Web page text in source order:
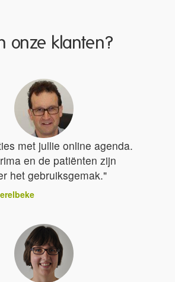
onze klanten?
met jullie online agenda.
en de patiënten zijn
het gebruiksgemak."